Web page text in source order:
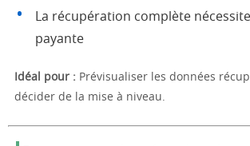
La récupération complète
payante
Idéal pour : Prévisualiser les données
décider de la mise à niveau.